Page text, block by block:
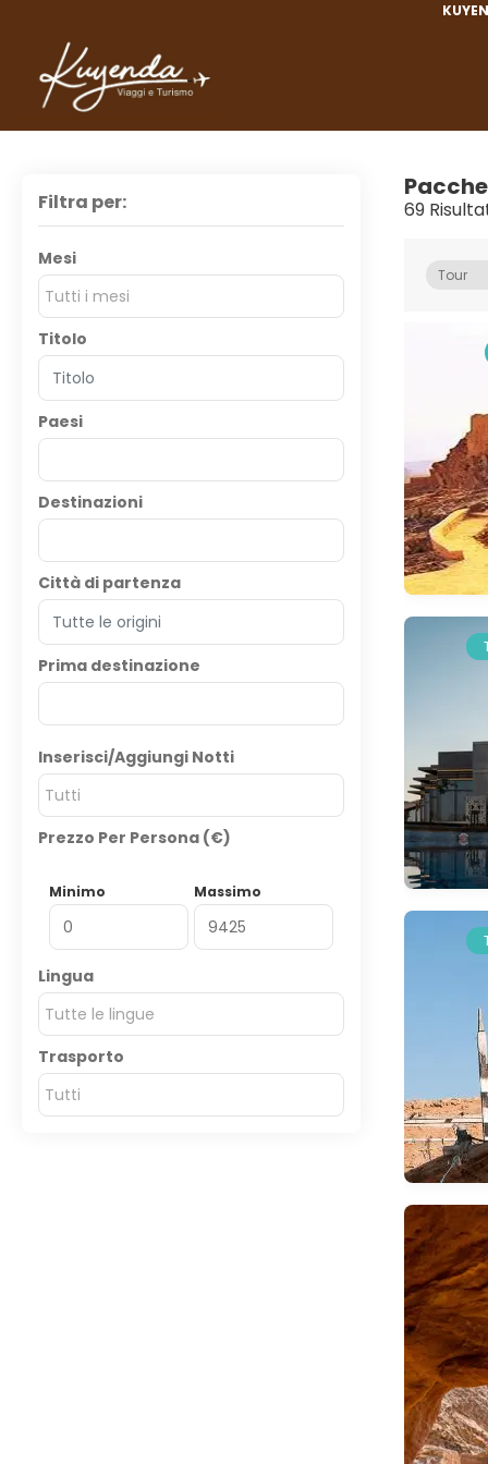
Filtra per:
Mesi
Tutti i mesi
Titolo
Paesi
Destinazioni
Città di partenza
Prima destinazione
Inserisci/Aggiungi Notti
Tutti
Prezzo Per Persona (€)
Minimo Massimo
Lingua
Tutte le lingue
Trasporto
Tutti
69
Tour